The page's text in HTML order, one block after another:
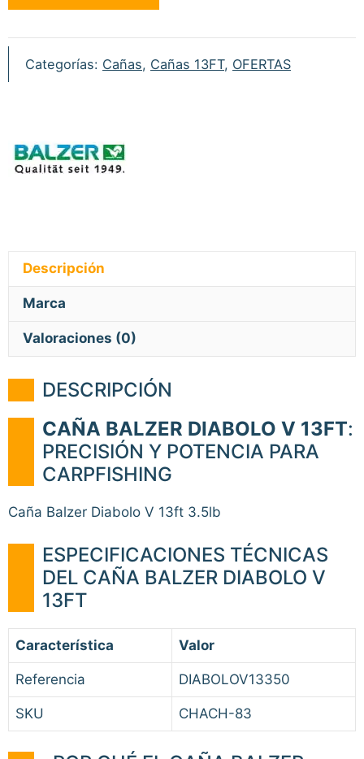
V
cantidad
Categorías: Cañas, Cañas 13FT, OFERTAS
Descripción
Marca
Valoraciones (0)
DESCRIPCIÓN
CAÑA BALZER DIABOLO V 13FT:
PRECISIÓN Y POTENCIA PARA
CARPFISHING
Caña Balzer Diabolo V 13ft 3.5lb
ESPECIFICACIONES TÉCNICAS
DEL CAÑA BALZER DIABOLO V
13FT
Característica Valor
Referencia DIABOLOV13350
SKU CHACH-83